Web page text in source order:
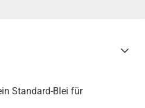
Standard-Blei für